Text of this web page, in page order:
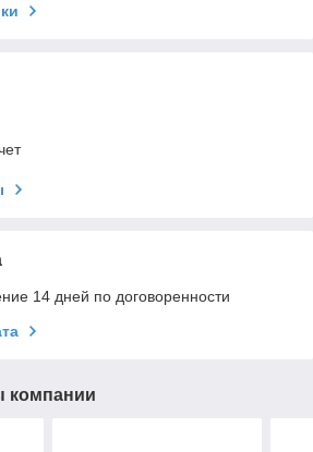
14 дней по договоренности
компании